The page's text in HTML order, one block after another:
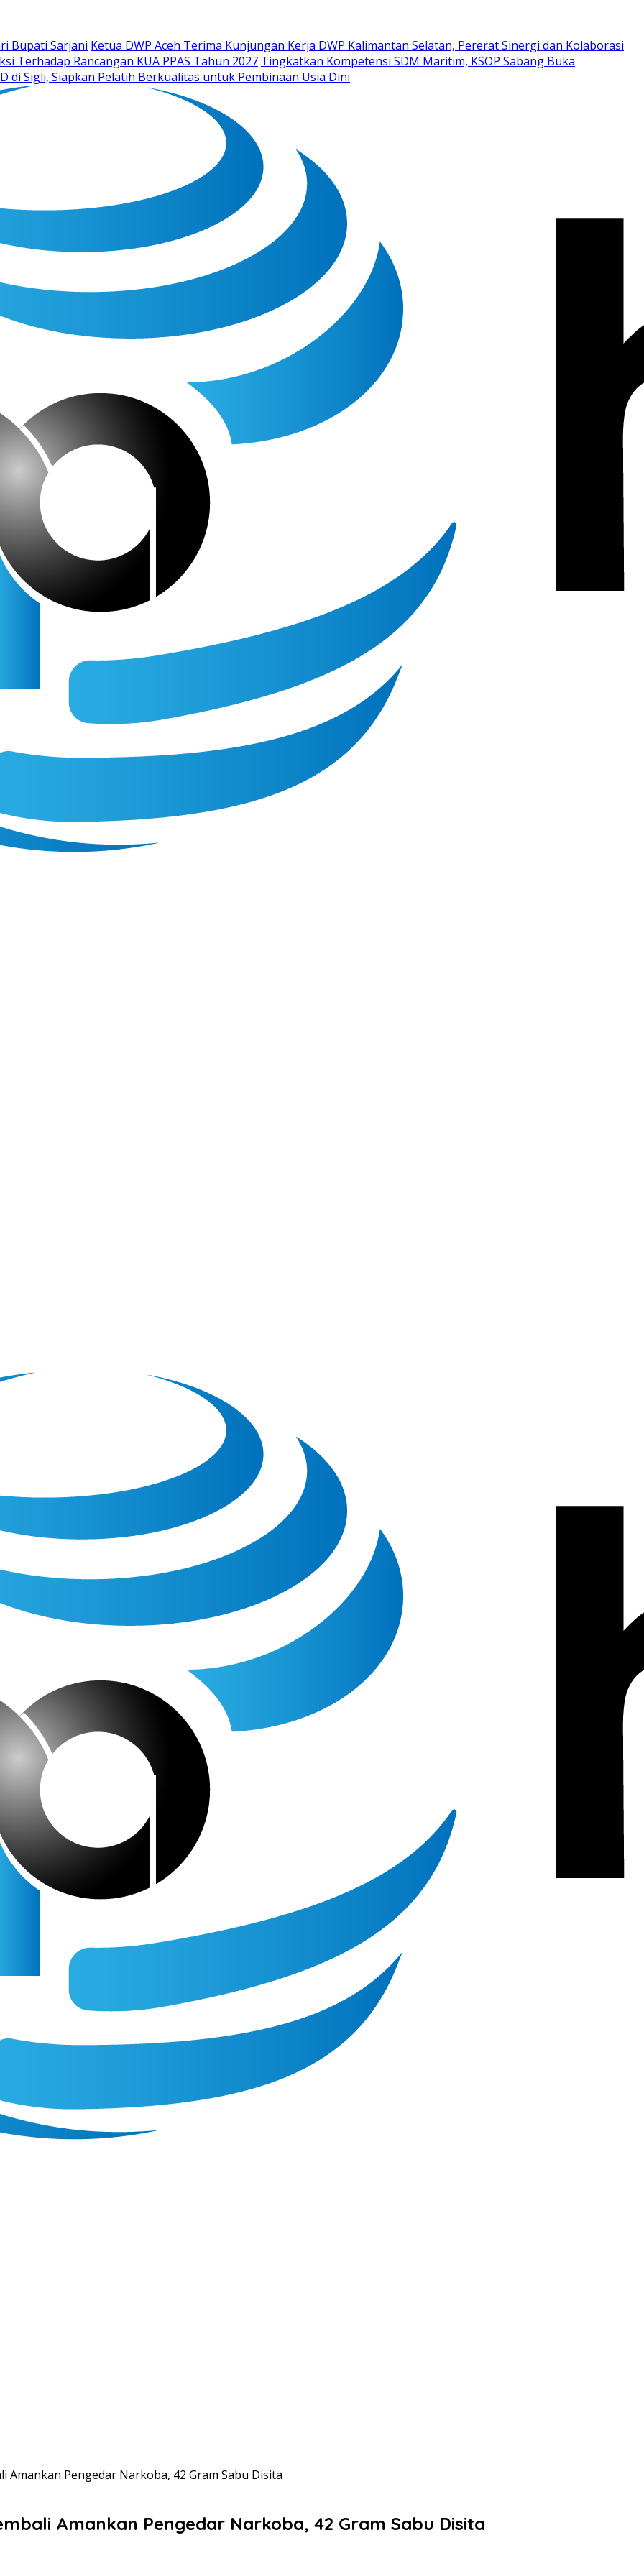
Bupati Sarjani Ketua DWP Aceh Terima Kunjungan Kerja DWP Kalimantan Selatan, Pererat Sinergi dan Kolaborasi
Terhadap Rancangan KUA PPAS Tahun 2027 Tingkatkan Kompetensi SDM Maritim, KSOP Sabang Buka
di Sigli, Siapkan Pelatih Berkualitas untuk Pembinaan Usia Dini
Amankan Pengedar Narkoba, 42 Gram Sabu Disita
Amankan Pengedar Narkoba, 42 Gram Sabu Disita